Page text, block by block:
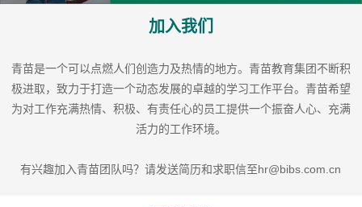
加入我们
青苗是一个可以点燃人们创造力及热情的地方。青苗教育集团不断积
极进取，致力于打造一个动态发展的卓越的学习工作平台。青苗希望
为对工作充满热情、积极、有责任心的员工提供一个振奋人心、充满
活力的工作环境。
有兴趣加入青苗团队吗？请发送简历和求职信至hr@bibs.com.cn